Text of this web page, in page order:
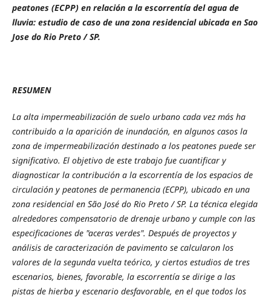
peatones (ECPP) en relación a la escorrentía del agua de
lluvia: estudio de caso de una zona residencial ubicada en Sao
Jose do Rio Preto / SP.
RESUMEN
La alta impermeabilización de suelo urbano cada vez más ha
contribuido a la aparición de inundación, en algunos casos la
zona de impermeabilización destinado a los peatones puede ser
significativo. El objetivo de este trabajo fue cuantificar y
diagnosticar la contribución a la escorrentía de los espacios de
circulación y peatones de permanencia (ECPP), ubicado en una
zona residencial en São José do Rio Preto / SP. La técnica elegida
alrededores compensatorio de drenaje urbano y cumple con las
especificaciones de "aceras verdes". Después de proyectos y
análisis de caracterización de pavimento se calcularon los
valores de la segunda vuelta teórico, y ciertos estudios de tres
escenarios, bienes, favorable, la escorrentía se dirige a las
pistas de hierba y escenario desfavorable, en el que todos los